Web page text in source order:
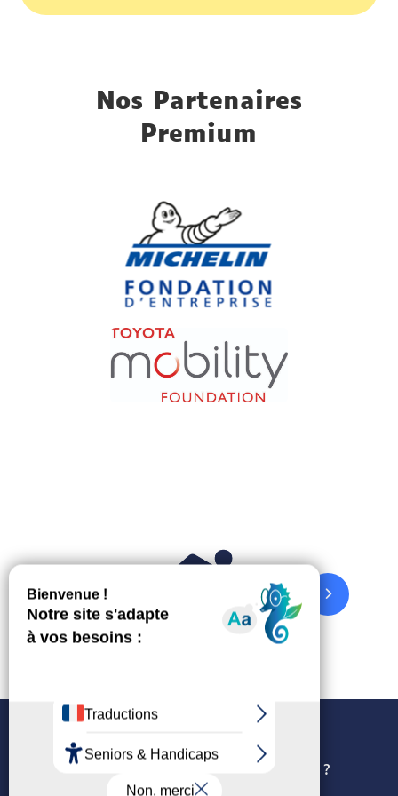
Nos Partenaires
Premium
Politique de confidentialité
Comment utilisons-nous les cookies ?